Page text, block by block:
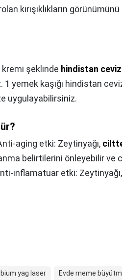
kırışıklıkların görünümünü
kremi şeklinde hindistan cevizi
yemek kaşığı hindistan
uygulayabilirsiniz.
aging etki: Zeytinyağı,
belirtilerini önleyebilir ve
inflamatuar etki:
yag laser Evde meme